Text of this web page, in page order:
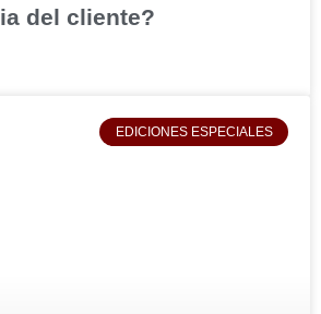
del cliente?
EDICIONES ESPECIALES